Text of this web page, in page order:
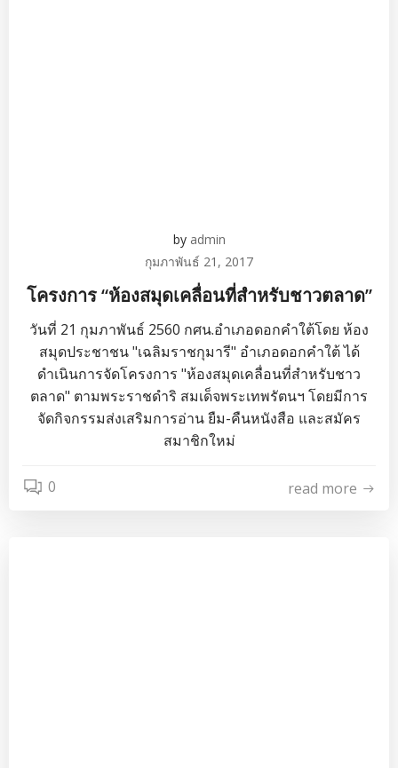
by admin
กุมภาพันธ์ 21, 2017
โครงการ “ห้องสมุดเคลื่อนที่สำหรับชาวตลาด”
วันที่ 21 กุมภาพันธ์ 2560 กศน.อำเภอดอกคำใต้โดย ห้อง
สมุดประชาชน "เฉลิมราชกุมารี" อำเภอดอกคำใต้ ได้
ดำเนินการจัดโครงการ "ห้องสมุดเคลื่อนที่สำหรับชาว
ตลาด" ตามพระราชดำริ สมเด็จพระเทพรัตนฯ โดยมีการ
จัดกิจกรรมส่งเสริมการอ่าน ยืม-คืนหนังสือ และสมัคร
สมาชิกใหม่
0 read more